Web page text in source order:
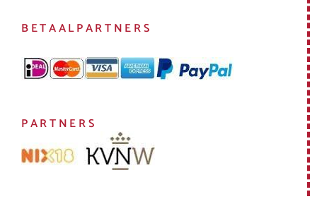
BETAALPARTNERS
PARTNERS